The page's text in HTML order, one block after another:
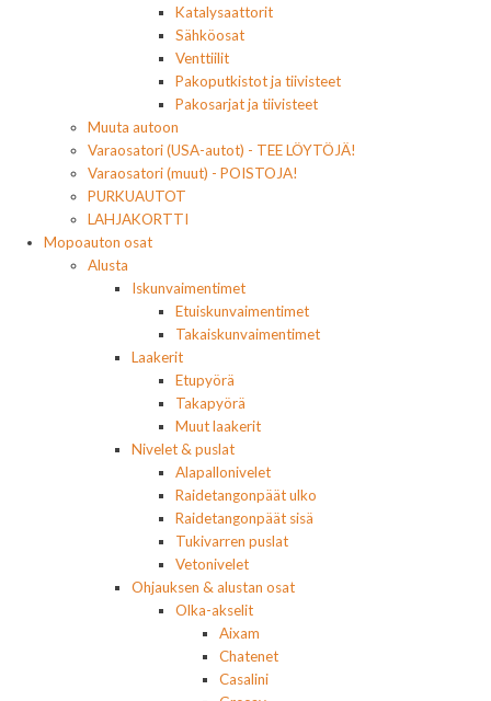
Katalysaattorit
Sähköosat
Venttiilit
Pakoputkistot ja tiivisteet
Pakosarjat ja tiivisteet
Muuta autoon
Varaosatori (USA-autot) - TEE LÖYTÖJÄ!
Varaosatori (muut) - POISTOJA!
PURKUAUTOT
LAHJAKORTTI
Mopoauton osat
Alusta
Iskunvaimentimet
Etuiskunvaimentimet
Takaiskunvaimentimet
Laakerit
Etupyörä
Takapyörä
Muut laakerit
Nivelet & puslat
Alapallonivelet
Raidetangonpäät ulko
Raidetangonpäät sisä
Tukivarren puslat
Vetonivelet
Ohjauksen & alustan osat
Olka-akselit
Aixam
Chatenet
Casalini